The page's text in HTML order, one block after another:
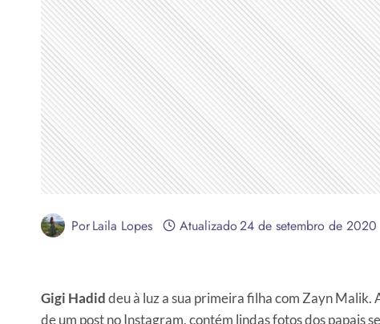
PorLaila Lopes Atualizado24 de setembro de 2020
Gigi Hadiddeu à luz a sua primeira filha com Zayn
de um post no Instagram, contém lindas fotos dos papais